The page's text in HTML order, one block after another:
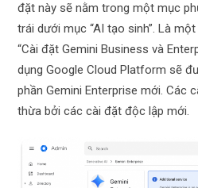
đặt này sẽ nằm trong một mục
trái dưới mục “AI tạo sinh”. Là
“Cài đặt Gemini Business và
dụng Google Cloud Platform sẽ
phần Gemini Enterprise mới. Các
thừa bởi các cài đặt độc lập mới.